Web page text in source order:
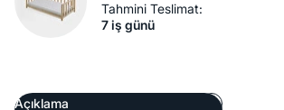
Tahmini Teslimat:
7 iş günü
Açıklama